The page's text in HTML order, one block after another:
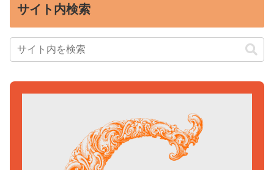
サイト内検索